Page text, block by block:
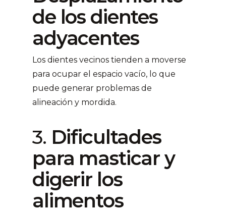
de los dientes
adyacentes
Los dientes vecinos tienden a moverse
para ocupar el espacio vacío, lo que
puede generar problemas de
alineación y mordida.
3. Dificultades
para masticar y
digerir los
alimentos